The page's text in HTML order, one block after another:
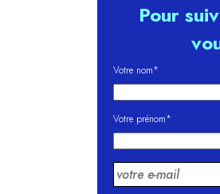
Pour
Votre nom*
Votre prénom*